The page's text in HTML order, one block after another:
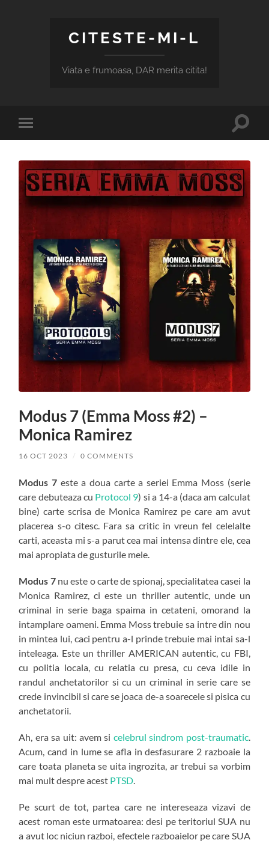
CITESTE-MI-L
Viata e frumoasa, DAR merita citita!
Toggle
mobile
Toggle
Modus 7 (Emma Moss #2) –
Monica Ramirez
16 OCT 2023 / 0 COMMENTS
Modus 7 este a doua carte a seriei Emma Moss (serie
care debuteaza cu Protocol 9) si a 14-a (daca am calculat
bine) carte scrisa de Monica Ramirez pe care am avut
placerea s-o citesc. Fara sa critic in vreun fel celelalte
carti, aceasta mi s-a parut cea mai intensa dintre ele, cea
mai apropiata de gusturile mele.
Modus 7nu este o carte de spionaj, specialitatea casei la
Monica Ramirez, ci este un thriller autentic, unde un
criminal in serie baga spaima in cetateni, omorand la
intamplare oameni. Emma Moss trebuie sa intre din nou
in mintea lui, caci pentru a-l prinde trebuie mai intai sa-l
inteleaga. Este un thriller AMERICAN autentic, cu FBI,
cu politia locala, cu relatia cu presa, cu ceva idile in
randul anchetatorilor si cu un criminal in serie care se
crede invincibil si care se joaca de-a soarecele si pisica cu
anchetatorii.
Ah, era sa uit: avem si celebrul sindrom post-traumatic.
Acum, cand in lume se afla in desfasurare 2 razboaie la
care toata planeta se uita ingrozita, ar trebui sa vorbim
mai mult despre acest PTSD.
Pe scurt de tot, partea care ne intereseaza vizavi de
acest roman este urmatoarea: desi pe teritoriul SUA nu
a avut loc niciun razboi, efectele razboaielor pe care SUA